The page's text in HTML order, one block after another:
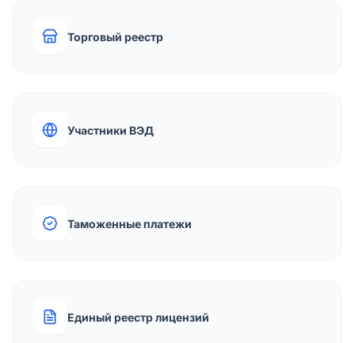
Торговый реестр
Участники ВЭД
Таможенные платежи
Единый реестр лицензий